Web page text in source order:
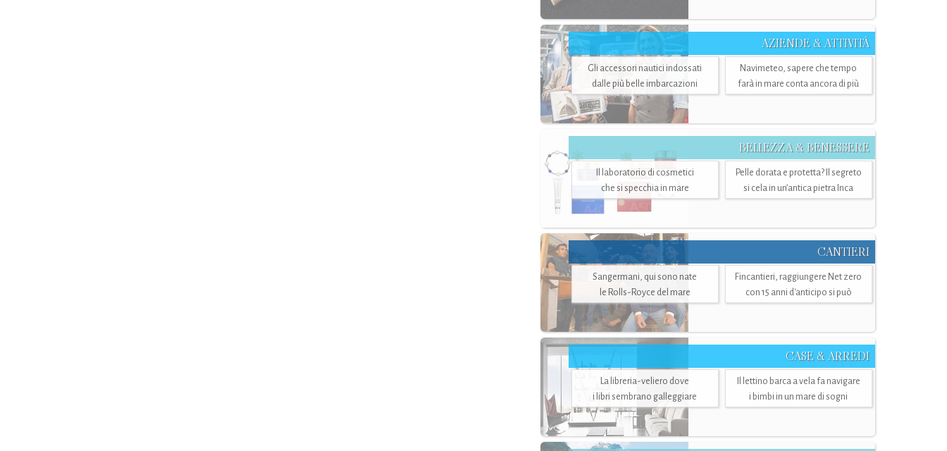
AZIENDE & ATTIVITÀ
Gli accessori nautici indossati
dalle più belle imbarcazioni
Navimeteo, sapere che tempo
farà in mare conta ancora di più
BELLEZZA & BENESSERE
Il laboratorio di cosmetici
che si specchia in mare
Pelle dorata e protetta? Il segreto
si cela in un’antica pietra Inca
CANTIERI
Sangermani, qui sono nate
le Rolls-Royce del mare
Fincantieri, raggiungere Net zero
con 15 anni d'anticipo si può
CASE & ARREDI
La libreria-veliero dove
i libri sembrano galleggiare
Il lettino barca a vela fa navigare
i bimbi in un mare di sogni